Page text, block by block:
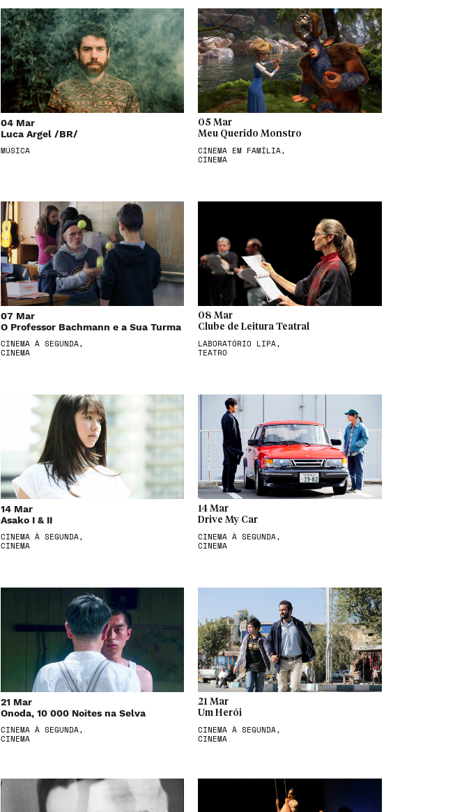
04 Mar
Luca Argel /BR/
MÚSICA
05 Mar
Meu Querido Monstro
CINEMA EM FAMÍLIA,
CINEMA
07 Mar
O Professor Bachmann e a Sua Turma
CINEMA À SEGUNDA,
CINEMA
08 Mar
Clube de Leitura Teatral
LABORATÓRIO LIPA,
TEATRO
14 Mar
Asako I & II
CINEMA À SEGUNDA,
CINEMA
14 Mar
Drive My Car
CINEMA À SEGUNDA,
CINEMA
21 Mar
Onoda, 10 000 Noites na Selva
CINEMA À SEGUNDA,
CINEMA
21 Mar
Um Herói
CINEMA À SEGUNDA,
CINEMA